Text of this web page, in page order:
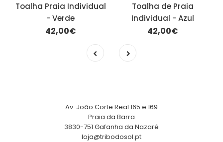
Toalha Praia Individual
- Verde
42,00€
Toalha de Praia
Individual - Azul
42,00€
Av. João Corte Real 165 e 169
Praia da Barra
3830-751 Gafanha da Nazaré
loja@tribodosol.pt